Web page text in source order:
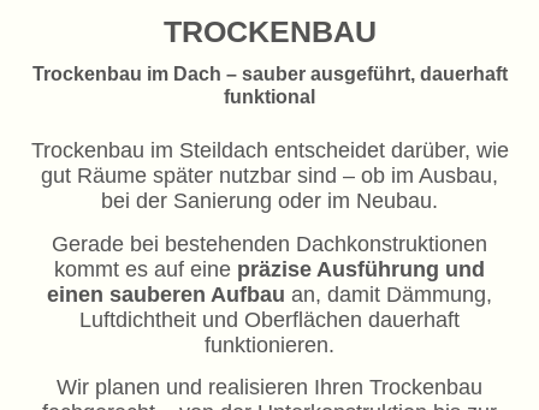
TROCKENBAU
Trockenbau im Dach – sauber ausgeführt, dauerhaft
funktional
Trockenbau im Steildach entscheidet darüber, wie
gut Räume später nutzbar sind – ob im Ausbau,
bei der Sanierung oder im Neubau.
Gerade bei bestehenden Dachkonstruktionen
kommt es auf eine präzise Ausführung und
einen sauberen Aufbau an, damit Dämmung,
Luftdichtheit und Oberflächen dauerhaft
funktionieren.
Wir planen und realisieren Ihren Trockenbau